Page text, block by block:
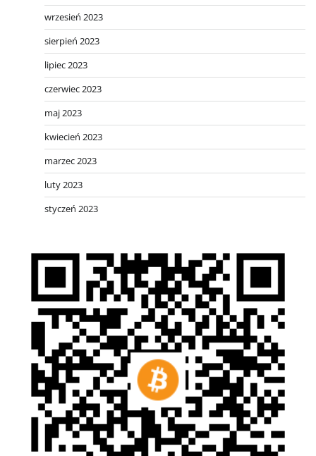
wrzesień 2023
sierpień 2023
lipiec 2023
czerwiec 2023
maj 2023
kwiecień 2023
marzec 2023
luty 2023
styczeń 2023